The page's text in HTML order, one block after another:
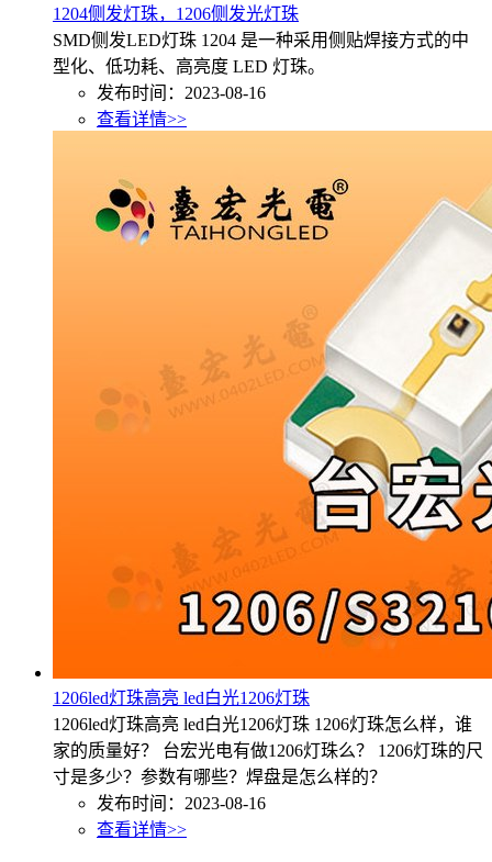
1204侧发灯珠，1206侧发光灯珠
SMD侧发LED灯珠 1204 是一种采用侧贴焊接方式的中
型化、低功耗、高亮度 LED 灯珠。
发布时间：2023-08-16
查看详情>>
1206led灯珠高亮 led白光1206灯珠
1206led灯珠高亮 led白光1206灯珠 1206灯珠怎么样，谁
家的质量好？ 台宏光电有做1206灯珠么？ 1206灯珠的尺
寸是多少？参数有哪些？焊盘是怎么样的？
发布时间：2023-08-16
查看详情>>